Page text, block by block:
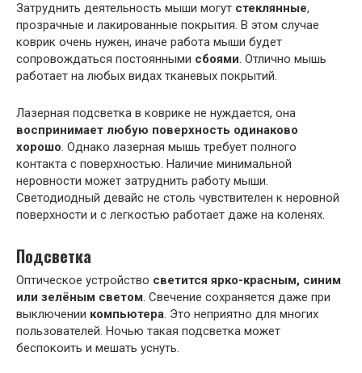
Затруднить деятельность мыши могут стеклянные,
прозрачные и лакированные покрытия. В этом случае
коврик очень нужен, иначе работа мыши будет
сопровождаться постоянными сбоями. Отлично мышь
работает на любых видах тканевых покрытий.
Лазерная подсветка в коврике не нуждается, она
воспринимает любую поверхность одинаково
хорошо. Однако лазерная мышь требует полного
контакта с поверхностью. Наличие минимальной
неровности может затруднить работу мыши.
Светодиодный девайс не столь чувствителен к неровной
поверхности и с легкостью работает даже на коленях.
Подсветка
Оптическое устройство светится ярко-красным, синим
или зелёным светом. Свечение сохраняется даже при
выключении компьютера. Это неприятно для многих
пользователей. Ночью такая подсветка может
беспокоить и мешать уснуть.